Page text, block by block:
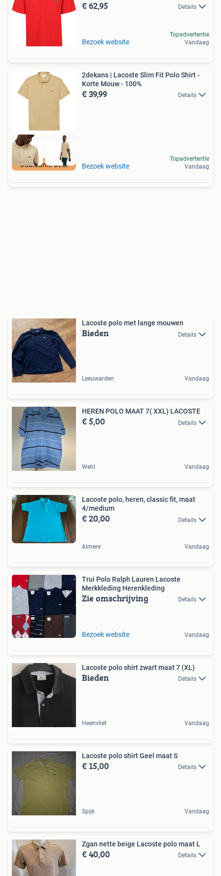
€ 62,95 Details
Bezoek website
Topadvertentie
Vandaag
Duurzame Deal
2dekans | Lacoste Slim Fit Polo Shirt -
Korte Mouw - 100%
€ 39,99 Details
Bezoek website
Topadvertentie
Vandaag
Lacoste polo met lange mouwen
Bieden Details
Leeuwarden Vandaag
HEREN POLO MAAT 7( XXL) LACOSTE
€ 5,00 Details
Wehl Vandaag
Lacoste polo, heren, classic fit, maat
4/medium
€ 20,00 Details
Almere Vandaag
Trui Polo Ralph Lauren Lacoste
Merkkleding Herenkleding
Zie omschrijving Details
Bezoek website Vandaag
Lacoste polo shirt zwart maat 7 (XL)
Bieden Details
Heenvliet Vandaag
Lacoste polo shirt Geel maat S
€ 15,00 Details
Spijk Vandaag
Zgan nette beige Lacoste polo maat L
€ 40,00 Details